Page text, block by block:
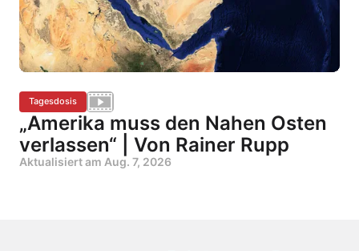
Tagesdosis
„Amerika muss den Nahen Osten
verlassen“ | Von Rainer Rupp
Aktualisiert am Aug. 7, 2026